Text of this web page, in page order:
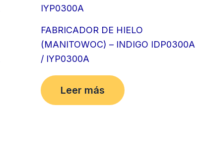
FABRICADOR DE HIELO
(MANITOWOC) – INDIGO IDP0300A
/ IYP0300A
Leer más